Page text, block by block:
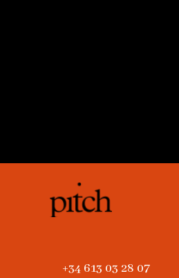
+34 613 03 28 07